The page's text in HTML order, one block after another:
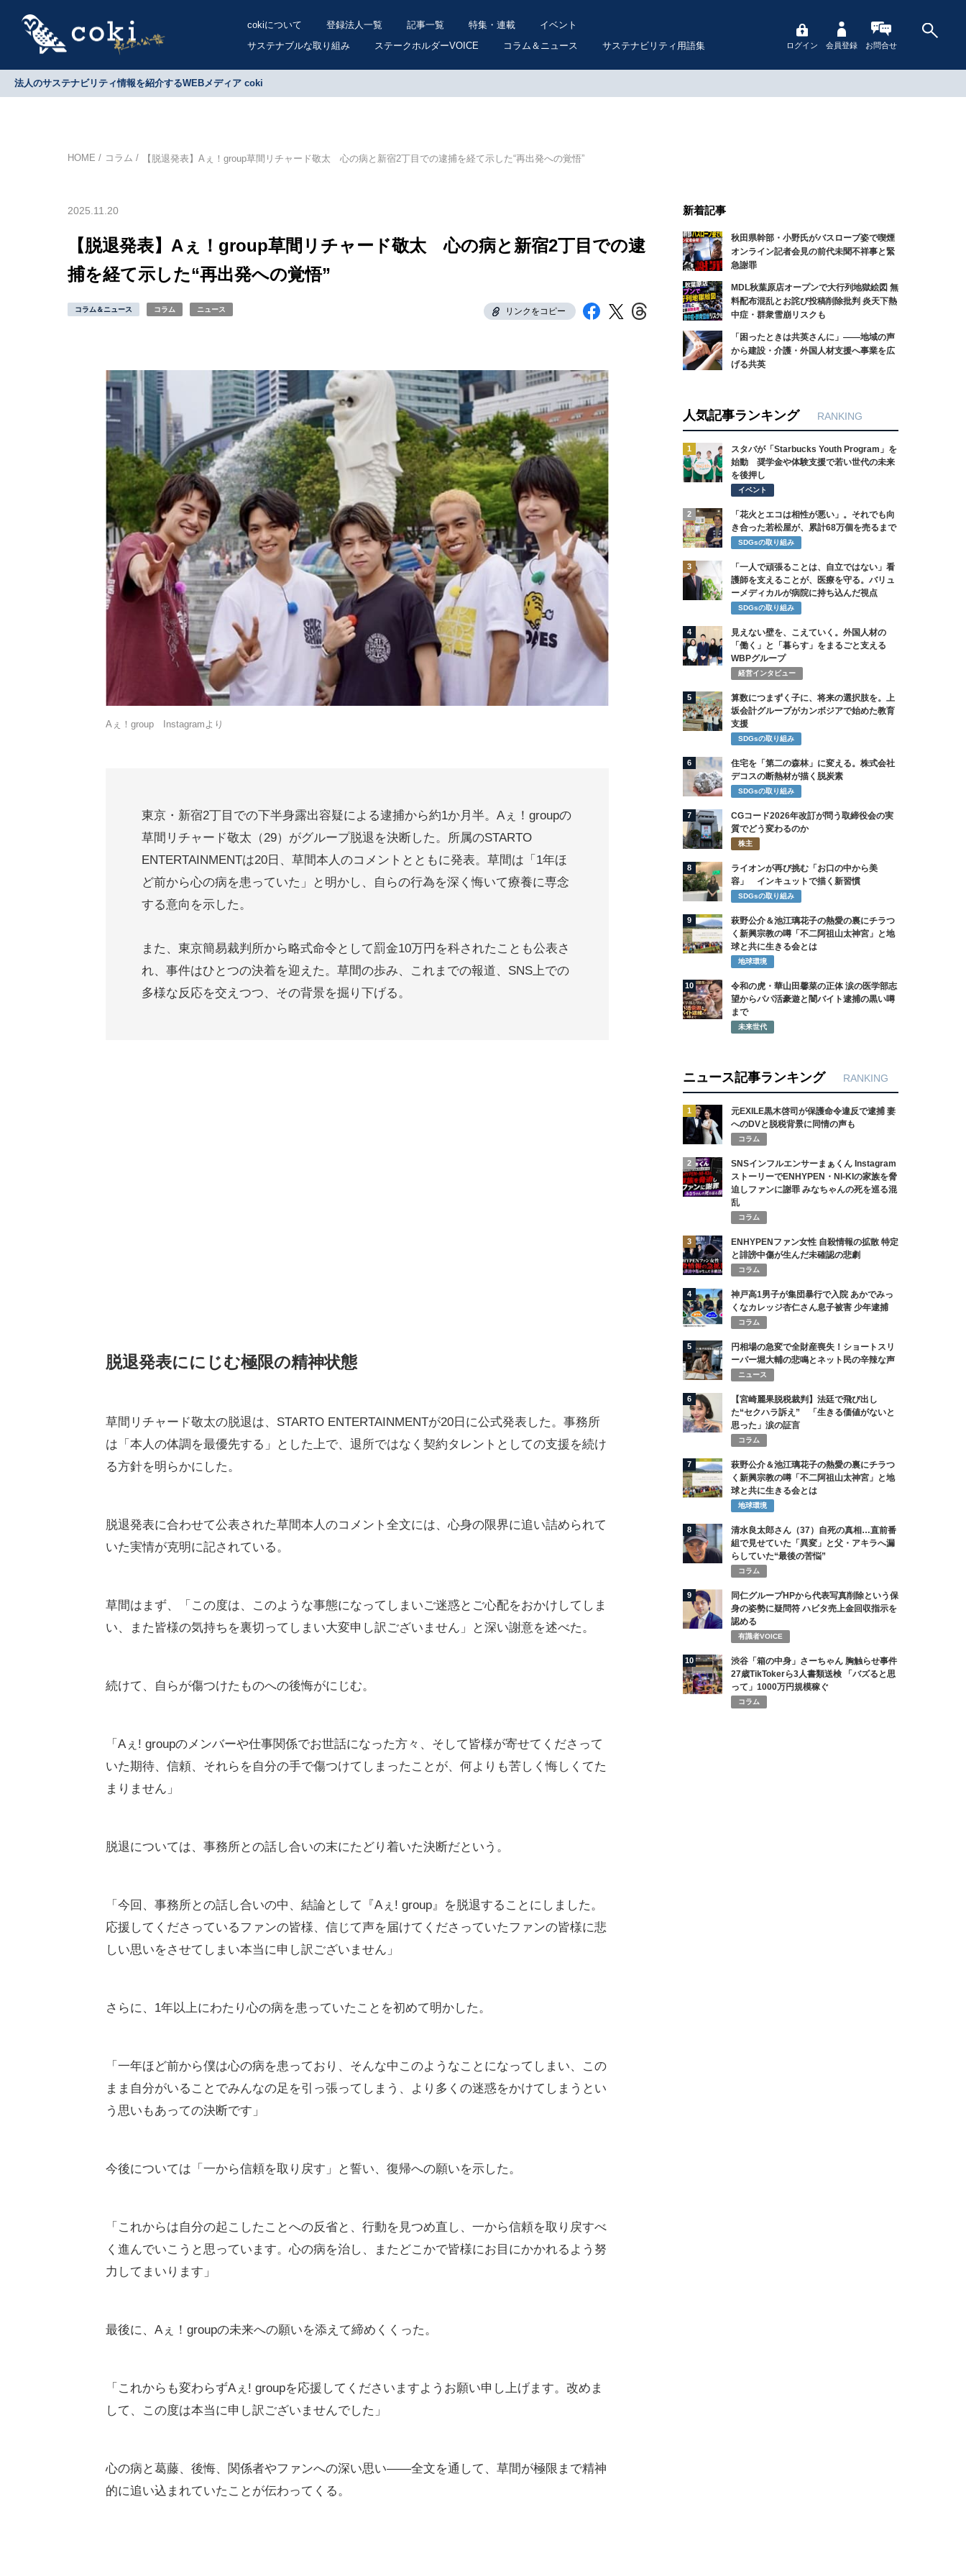
cokiについて 登録法人一覧 記事一覧 特集・連載
イベント
サステナブルな取り組み
ステークホルダーVOICE コラム＆ニュース サステナビリティ用語集 ログイン 会員登録 お問合せ
法人のサステナビリティ情報を紹介するWEBメディア coki
HOME コラム 【脱退発表】Aぇ！group草間リチャード敬太 心の病と新宿2丁目での逮捕を経て示した“再出発への覚悟”
2025.11.20
【脱退発表】Aぇ！group草間リチャード敬太 心の病と新宿2丁目での逮
捕を経て示した“再出発への覚悟”
コラム＆ニュース コラム ニュース リンクをコピー
Aぇ！group Instagramより
東京・新宿2丁目での下半身露出容疑による逮捕から約1か月半。Aぇ！groupの
草間リチャード敬太（29）がグループ脱退を決断した。所属のSTARTO
ENTERTAINMENTは20日、草間本人のコメントとともに発表。草間は「1年ほ
ど前から心の病を患っていた」と明かし、自らの行為を深く悔いて療養に専念
する意向を示した。
また、東京簡易裁判所から略式命令として罰金10万円を科されたことも公表さ
れ、事件はひとつの決着を迎えた。草間の歩み、これまでの報道、SNS上での
多様な反応を交えつつ、その背景を掘り下げる。
脱退発表ににじむ極限の精神状態
草間リチャード敬太の脱退は、STARTO ENTERTAINMENTが20日に公式発表した。事務所
は「本人の体調を最優先する」とした上で、退所ではなく契約タレントとしての支援を続け
る方針を明らかにした。
脱退発表に合わせて公表された草間本人のコメント全文には、心身の限界に追い詰められて
いた実情が克明に記されている。
草間はまず、「この度は、このような事態になってしまいご迷惑とご心配をおかけしてしま
い、また皆様の気持ちを裏切ってしまい大変申し訳ございません」と深い謝意を述べた。
続けて、自らが傷つけたものへの後悔がにじむ。
「Aぇ! groupのメンバーや仕事関係でお世話になった方々、そして皆様が寄せてくださって
いた期待、信頼、それらを自分の手で傷つけてしまったことが、何よりも苦しく悔しくてた
まりません」
脱退については、事務所との話し合いの末にたどり着いた決断だという。
「今回、事務所との話し合いの中、結論として『Aぇ! group』を脱退することにしました。
応援してくださっているファンの皆様、信じて声を届けてくださっていたファンの皆様に悲
しい思いをさせてしまい本当に申し訳ございません」
さらに、1年以上にわたり心の病を患っていたことを初めて明かした。
「一年ほど前から僕は心の病を患っており、そんな中このようなことになってしまい、この
まま自分がいることでみんなの足を引っ張ってしまう、より多くの迷惑をかけてしまうとい
う思いもあっての決断です」
今後については「一から信頼を取り戻す」と誓い、復帰への願いを示した。
「これからは自分の起こしたことへの反省と、行動を見つめ直し、一から信頼を取り戻すべ
く進んでいこうと思っています。心の病を治し、またどこかで皆様にお目にかかれるよう努
力してまいります」
最後に、Aぇ！groupの未来への願いを添えて締めくくった。
「これからも変わらずAぇ! groupを応援してくださいますようお願い申し上げます。改めま
して、この度は本当に申し訳ございませんでした」
心の病と葛藤、後悔、関係者やファンへの深い思い――全文を通して、草間が極限まで精神
的に追い込まれていたことが伝わってくる。
新着記事
秋田県幹部・小野氏がバスローブ姿で喫煙
オンライン記者会見の前代未聞不祥事と緊
急謝罪
MDL秋葉原店オープンで大行列地獄絵図 無
料配布混乱とお詫び投稿削除批判 炎天下熱
中症・群衆雪崩リスクも
「困ったときは共英さんに」――地域の声
から建設・介護・外国人材支援へ事業を広
げる共英
人気記事ランキング RANKING
1
スタバが「Starbucks Youth Program」を
始動 奨学金や体験支援で若い世代の未来
を後押し
イベント
2
「花火とエコは相性が悪い」。それでも向
き合った若松屋が、累計68万個を売るまで
SDGsの取り組み
3
「一人で頑張ることは、自立ではない」看
護師を支えることが、医療を守る。バリュ
ーメディカルが病院に持ち込んだ視点
SDGsの取り組み
4
見えない壁を、こえていく。外国人材の
「働く」と「暮らす」をまるごと支える
WBPグループ
経営インタビュー
5
算数につまずく子に、将来の選択肢を。上
坂会計グループがカンボジアで始めた教育
支援
SDGsの取り組み
6
住宅を「第二の森林」に変える。株式会社
デコスの断熱材が描く脱炭素
SDGsの取り組み
7
CGコード2026年改訂が問う取締役会の実
質でどう変わるのか
株主
8
ライオンが再び挑む「お口の中から美
容」 インキュットで描く新習慣
SDGsの取り組み
9
萩野公介＆池江璃花子の熱愛の裏にチラつ
く新興宗教の噂「不二阿祖山太神宮」と地
球と共に生きる会とは
地球環境
10
令和の虎・華山田馨菜の正体 涙の医学部志
望からパパ活豪遊と闇バイト逮捕の黒い噂
まで
未来世代
ニュース記事ランキング RANKING
1
元EXILE黒木啓司が保護命令違反で逮捕 妻
へのDVと脱税背景に同情の声も
コラム
2
SNSインフルエンサーまぁくん Instagram
ストーリーでENHYPEN・NI-KIの家族を脅
迫しファンに謝罪 みなちゃんの死を巡る混
乱
コラム
3
ENHYPENファン女性 自殺情報の拡散 特定
と誹謗中傷が生んだ未確認の悲劇
コラム
4
神戸高1男子が集団暴行で入院 あかでみっ
くなカレッジ杏仁さん息子被害 少年逮捕
コラム
5
円相場の急変で全財産喪失！ショートスリ
ーパー堀大輔の悲鳴とネット民の辛辣な声
ニュース
6
【宮崎麗果脱税裁判】法廷で飛び出し
た“セクハラ訴え” 「生きる価値がないと
思った」涙の証言
コラム
7
萩野公介＆池江璃花子の熱愛の裏にチラつ
く新興宗教の噂「不二阿祖山太神宮」と地
球と共に生きる会とは
地球環境
8
清水良太郎さん（37）自死の真相…直前番
組で見せていた「異変」と父・アキラへ漏
らしていた“最後の苦悩”
コラム
9
同仁グループHPから代表写真削除という保
身の姿勢に疑問符 ハビタ売上金回収指示を
認める
有識者VOICE
10
渋谷「箱の中身」さーちゃん 胸触らせ事件
27歳TikTokerら3人書類送検 「バズると思
って」1000万円規模稼ぐ
コラム